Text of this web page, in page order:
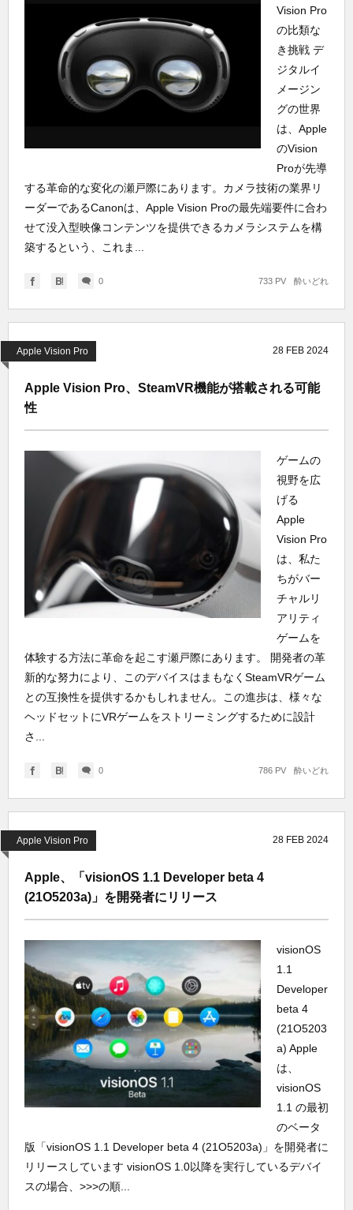
Vision Pro
の比類な
き挑戦 デ
ジタルイ
メージン
グの世界
は、Apple
のVision
Proが先導
する革命的な変化の瀬戸際にあります。カメラ技術の業界リ
ーダーであるCanonは、Apple Vision Proの最先端要件に合わ
せて没入型映像コンテンツを提供できるカメラシステムを構
築するという、これま...
0 酔いどれ
733 PV
Apple Vision Pro 28 FEB 2024
Apple Vision Pro、SteamVR機能が搭載される可能
性
ゲームの
視野を広
げる
Apple
Vision Pro
は、私た
ちがバー
チャルリ
アリティ
ゲームを
体験する方法に革命を起こす瀬戸際にあります。 開発者の革
新的な努力により、このデバイスはまもなくSteamVRゲーム
との互換性を提供するかもしれません。この進歩は、様々な
ヘッドセットにVRゲームをストリーミングするために設計
さ...
0 酔いどれ
786 PV
Apple Vision Pro 28 FEB 2024
Apple、「visionOS 1.1 Developer beta 4
(21O5203a)」を開発者にリリース
visionOS
1.1
Developer
beta 4
(21O5203
a) Apple
は、
visionOS
1.1 の最初
のベータ
版「visionOS 1.1 Developer beta 4 (21O5203a)」を開発者に
リリースしています visionOS 1.0以降を実行しているデバイ
スの場合、>>>の順...